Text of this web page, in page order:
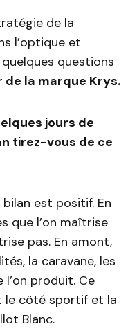
de la
l’optique et
questions
de la marque Krys.
jours de
tirez-vous de ce
est positif. En
que l’on maîtrise
pas. En amont,
la caravane, les
produit. Ce
le côté sportif et la
Blanc.